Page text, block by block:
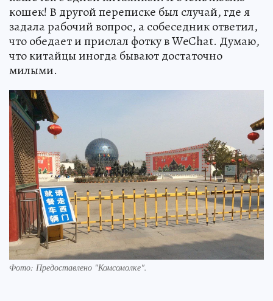
кошек! В другой переписке был случай, где я
задала рабочий вопрос, а собеседник ответил,
что обедает и прислал фотку в WeChat. Думаю,
что китайцы иногда бывают достаточно
милыми.
Фото: Предоставлено "Комсомолке".